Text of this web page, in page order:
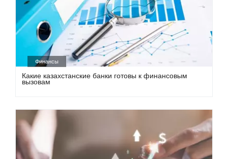
Финансы
Какие казахстанские банки готовы к финансовым
вызовам